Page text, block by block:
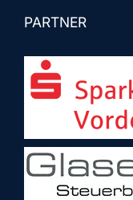
PARTNER